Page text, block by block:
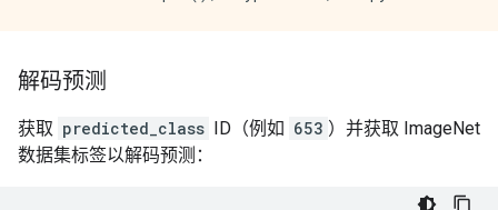
解码预测
获取 predicted_class ID（例如 653 ）并获取 ImageNet
数据集标签以解码预测：